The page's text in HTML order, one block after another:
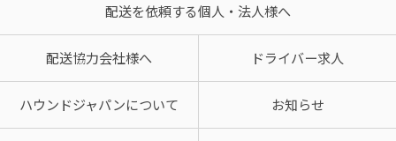
配送を依頼する個人・法人様へ
配送協力会社様へ ドライバー求人
ハウンドジャパンについて お知らせ